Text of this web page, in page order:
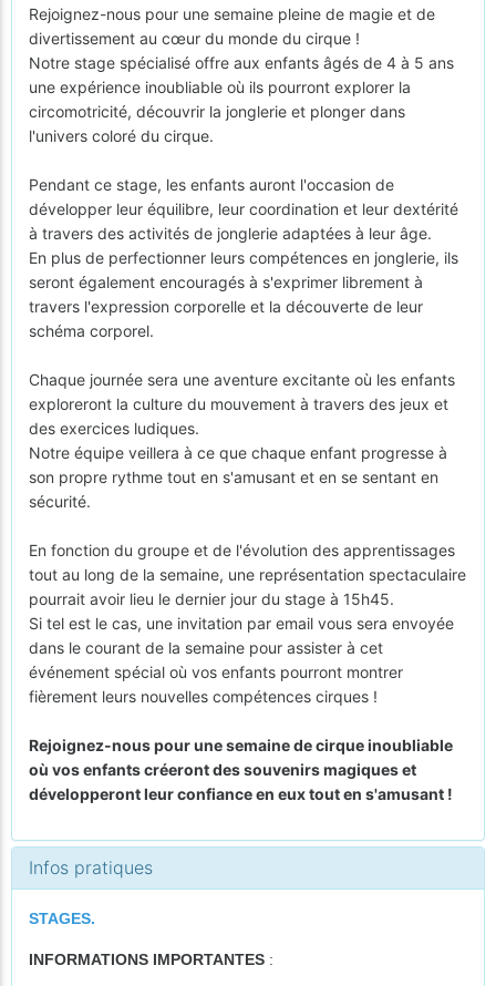
Rejoignez-nous pour une semaine pleine de magie et de
divertissement au cœur du monde du cirque !
Notre stage spécialisé offre aux enfants âgés de 4 à 5 ans
une expérience inoubliable où ils pourront explorer la
circomotricité, découvrir la jonglerie et plonger dans
l'univers coloré du cirque.
Pendant ce stage, les enfants auront l'occasion de
développer leur équilibre, leur coordination et leur dextérité
à travers des activités de jonglerie adaptées à leur âge.
En plus de perfectionner leurs compétences en jonglerie, ils
seront également encouragés à s'exprimer librement à
travers l'expression corporelle et la découverte de leur
schéma corporel.
Chaque journée sera une aventure excitante où les enfants
exploreront la culture du mouvement à travers des jeux et
des exercices ludiques.
Notre équipe veillera à ce que chaque enfant progresse à
son propre rythme tout en s'amusant et en se sentant en
sécurité.
En fonction du groupe et de l'évolution des apprentissages
tout au long de la semaine, une représentation spectaculaire
pourrait avoir lieu le dernier jour du stage à 15h45.
Si tel est le cas, une invitation par email vous sera envoyée
dans le courant de la semaine pour assister à cet
événement spécial où vos enfants pourront montrer
fièrement leurs nouvelles compétences cirques !
Rejoignez-nous pour une semaine de cirque inoubliable
où vos enfants créeront des souvenirs magiques et
développeront leur confiance en eux tout en s'amusant !
Infos pratiques
STAGES.
INFORMATIONS IMPORTANTES :